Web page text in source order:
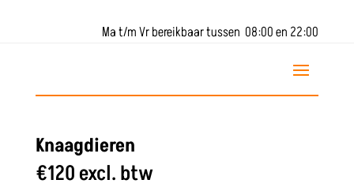
Ma t/m Vr bereikbaar tussen 08:00 en 22:00
Knaagdieren
€120 excl. btw